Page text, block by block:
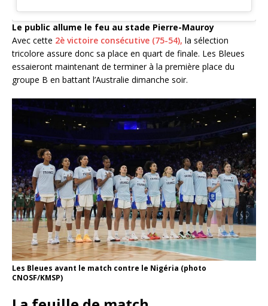
Le public allume le feu au stade Pierre-Mauroy
Avec cette 2è victoire consécutive (75-54), la sélection
tricolore assure donc sa place en quart de finale. Les Bleues
essaieront maintenant de terminer à la première place du
groupe B en battant l’Australie dimanche soir.
Les Bleues avant le match contre le Nigéria (photo
CNOSF/KMSP)